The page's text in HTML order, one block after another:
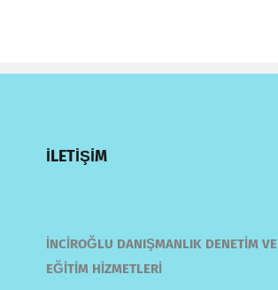
İLETİŞİM
İNCİROĞLU DANIŞMANLIK DENETİM VE
EĞİTİM HİZMETLERİ